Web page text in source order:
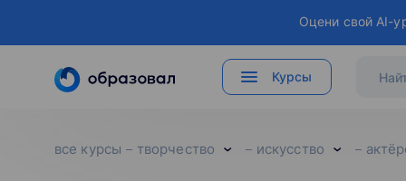
Оцени свой AI-
Курсы
все курсы творчество искусство